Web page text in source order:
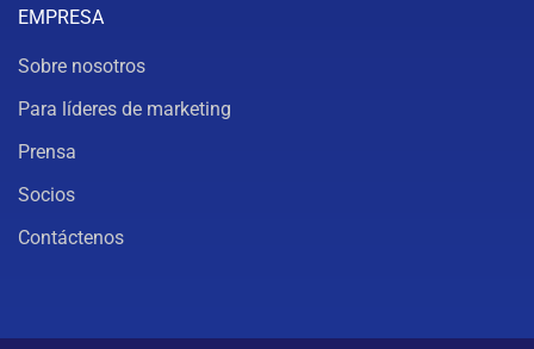
EMPRESA
Sobre nosotros
Para líderes de marketing
Prensa
Socios
Contáctenos